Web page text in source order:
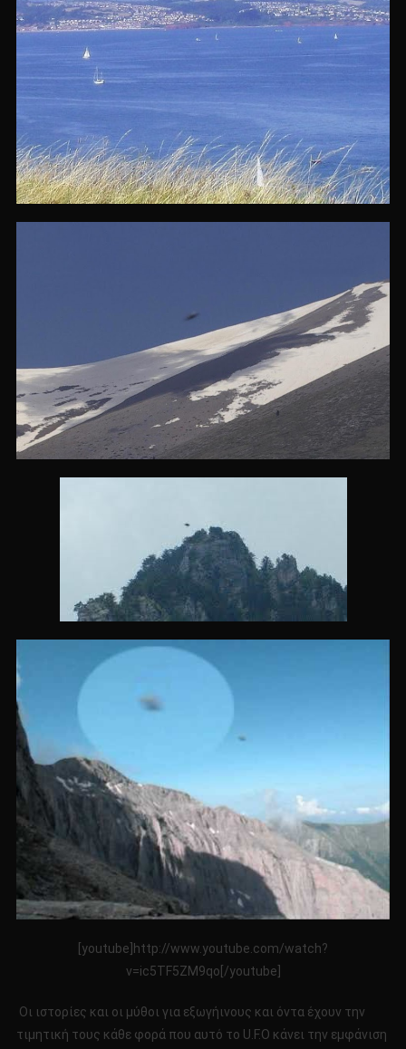
[youtube]http://www.youtube.com/watch?
v=ic5TF5ZM9qo[/youtube]
Οι ιστορίες και οι μύθοι για εξωγήινους και όντα έχουν την
τιμητική τους κάθε φορά που αυτό το U.F.Ο κάνει την εμφάνιση